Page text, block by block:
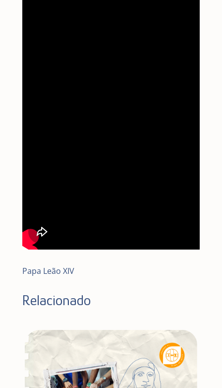
Papa Leão XIV
Relacionado